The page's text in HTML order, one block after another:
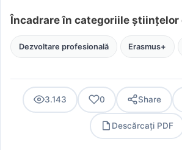
Încadrare în categoriile științelor
Dezvoltare profesională Erasmus+
3.143 0 Share
Descărcați PDF